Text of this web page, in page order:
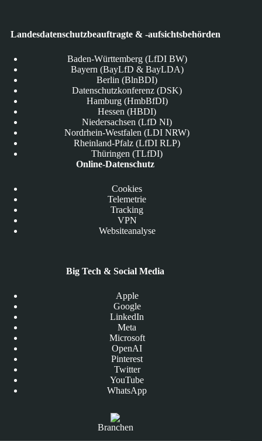
Landesdatenschutzbeauftragte & -aufsichtsbehörden
Baden-Württemberg (LfDI BW)
Bayern (BayLfD & BayLDA)
Berlin (BlnBDI)
Datenschutzkonferenz (DSK)
Hamburg (HmbBfDI)
Hessen (HBDI)
Niedersachsen (LfD NI)
Nordrhein-Westfalen (LDI NRW)
Rheinland-Pfalz (LfDI RLP)
Thüringen (TLfDI)
Online-Datenschutz
Cookies
Telemetrie
Tracking
VPN
Websiteanalyse
Big Tech & Social Media
Apple
Google
LinkedIn
Meta
Microsoft
OpenAI
Pinterest
Twitter
YouTube
WhatsApp
Branchen